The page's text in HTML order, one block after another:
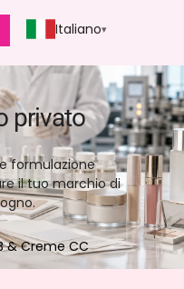
Italiano
privato
formulazione
il tuo marchio di
& Creme CC